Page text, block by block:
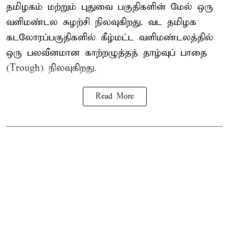
தமிழகம் மற்றும் புதுவை பகுதிகளின் மேல் ஒரு
வளிமண்டல சுழற்சி நிலவுகிறது. வட தமிழக
கடலோரப்பகுதிகளில் கீழ்மட்ட வளிமண்டலத்தில்
ஒரு பலவீனமான காற்றழுத்தத் தாழ்வுப் பாதை
(Trough) நிலவுகிறது.
Read More